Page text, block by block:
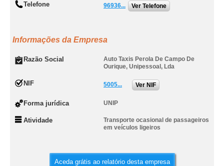
Telefone 96936... Ver Telefone
Informações da Empresa
Razão Social
Auto Taxis Perola De Campo De
Ourique, Unipessoal, Lda
NIF 5005... Ver NIF
Forma jurídica UNIP
Atividade
Transporte ocasional de passageiros
em veículos ligeiros
Aceda grátis ao relatório desta empresa